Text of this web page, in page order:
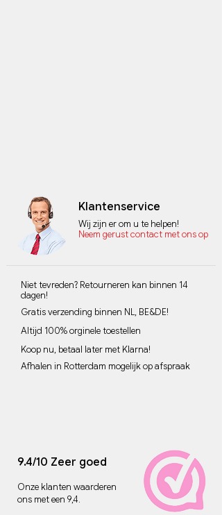
Klantenservice
Wij zijn er om u te helpen!
Neem gerust contact met ons op
Niet tevreden? Retourneren kan binnen 14
dagen!
Gratis verzending binnen NL, BE&DE!
Altijd 100% orginele toestellen
Koop nu, betaal later met Klarna!
Afhalen in Rotterdam mogelijk op afspraak
9.4/10 Zeer goed
Onze klanten waarderen
ons met een 9,4.